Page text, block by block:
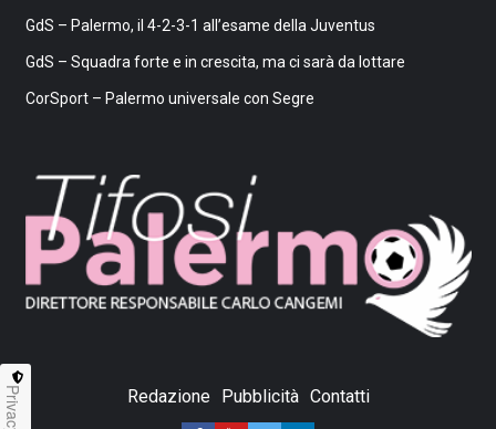
GdS – Palermo, il 4-2-3-1 all’esame della Juventus
GdS – Squadra forte e in crescita, ma ci sarà da lottare
CorSport – Palermo universale con Segre
Redazione Pubblicità Contatti
Privacy